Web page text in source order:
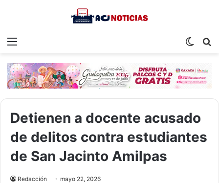
Menu
Switch
Detienen a docente acusado
de delitos contra estudiantes
de San Jacinto Amilpas
Redacción mayo 22, 2026